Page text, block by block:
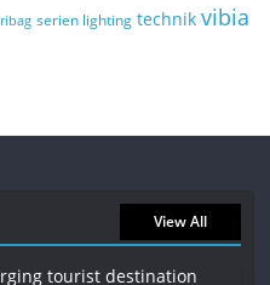
ribag serien lighting technik vibia
View All